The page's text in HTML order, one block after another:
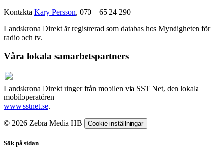
Kontakta Kary Persson, 070 – 65 24 290
Landskrona Direkt är registrerad som databas hos Myndigheten för
radio och tv.
Våra lokala samarbetspartners
Landskrona Direkt ringer från mobilen via SST Net, den lokala
mobiloperatören
www.sstnet.se.
© 2026 Zebra Media HB Cookie inställningar
Sök på sidan